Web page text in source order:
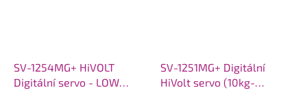
SV-1254MG+ HiVOLT
Digitální servo - LOW
SV-1251MG+ Digitální
HiVolt servo (10kg-